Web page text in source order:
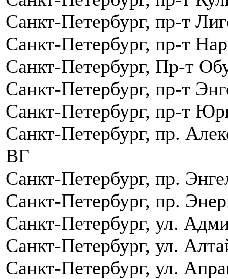
Санкт-Петербург, пр-т
Санкт-Петербург, пр-т
Санкт-Петербург, Пр-т
Санкт-Петербург, пр-т
Санкт-Петербург, пр-т
Санкт-Петербург, пр.
ВГ
Санкт-Петербург, пр.
Санкт-Петербург, пр.
Санкт-Петербург, ул.
Санкт-Петербург, ул.
Санкт-Петербург, ул.